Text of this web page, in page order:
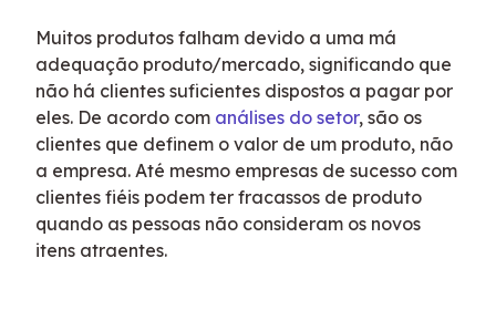
Muitos produtos falham devido a uma má
adequação produto/mercado, significando que
não há clientes suficientes dispostos a pagar por
eles. De acordo com análises do setor, são os
clientes que definem o valor de um produto, não
a empresa. Até mesmo empresas de sucesso com
clientes fiéis podem ter fracassos de produto
quando as pessoas não consideram os novos
itens atraentes.